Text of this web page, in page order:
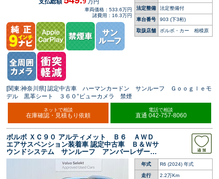
法定整備 法定整備付
車台番号 903 (下3桁)
取扱店舗 ボルボ・カー 相模原
車両価格：533.6万円
諸費用：16.3万円
[関東:神奈川県] 認定中古車 ハーマンカードン サンルーフ Ｇｏｏｇｌｅモ
デル 黒革シート ３６０°ビューカメラ 禁煙
ネットで相談
在庫確認・見積もり依頼
電話で相談
直通 042-757-8060
ボルボ ＸＣ９０ アルティメット Ｂ６ ＡＷＤ
エアサスペンション装着車 認定中古車 Ｂ＆Ｗサ
ウンドシステム サンルーフ アンバーレザーシ
ート グーグル搭載ナビ ３６０°ビューカメラ
シートベンチレーション シートヒーター アダ
プティブクルーズコントロール パワーバックド
年式 R6 (2024) 年式
走行 2.2万Km